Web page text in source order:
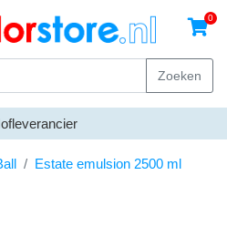
0
Zoeken
Bezorgen gratis vanaf
Estate emulsion 2500 ml